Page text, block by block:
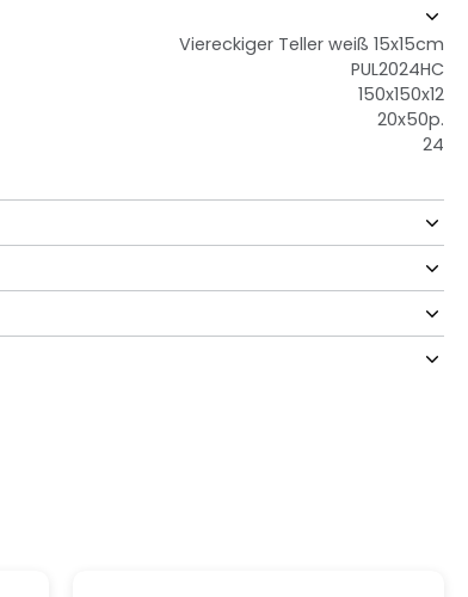
Viereckiger Teller weiß 15x15cm
PUL2024HC
150x150x12
20x50p.
24